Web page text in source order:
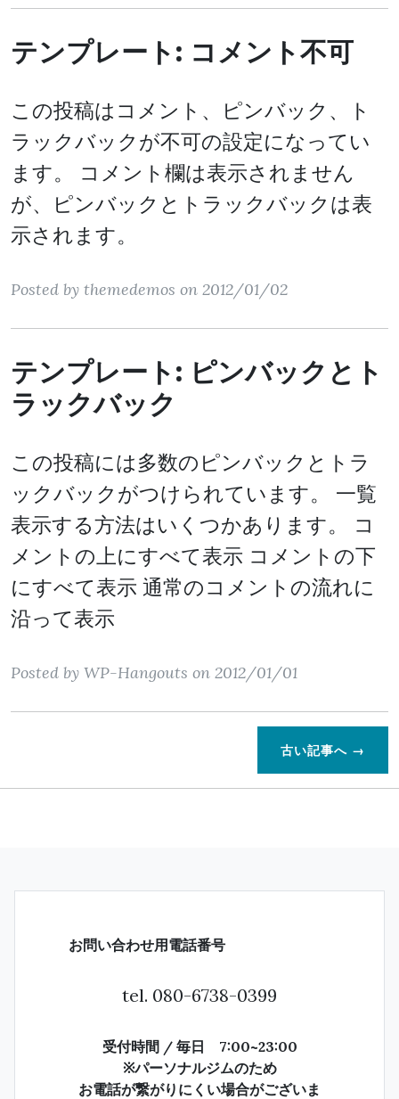
テンプレート: コメント不可
この投稿はコメント、ピンバック、ト
ラックバックが不可の設定になってい
ます。 コメント欄は表示されません
が、ピンバックとトラックバックは表
示されます。
Posted by themedemos on 2012/01/02
テンプレート: ピンバックとト
ラックバック
この投稿には多数のピンバックとトラ
ックバックがつけられています。 一覧
表示する方法はいくつかあります。 コ
メントの上にすべて表示 コメントの下
にすべて表示 通常のコメントの流れに
沿って表示
Posted by WP-Hangouts on 2012/01/01
古い記事へ →
お問い合わせ用電話番号
tel. 080-6738-0399
受付時間 / 毎日 7:00~23:00
※パーソナルジムのため
お電話が繋がりにくい場合がございま